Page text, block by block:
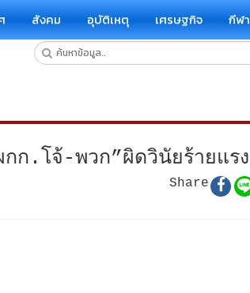
สังคม อุบัติเหตุ เศรษฐกิจ กีฬา
กก.โจ้-พวก”ผิดวินัยร้ายแรง
Share